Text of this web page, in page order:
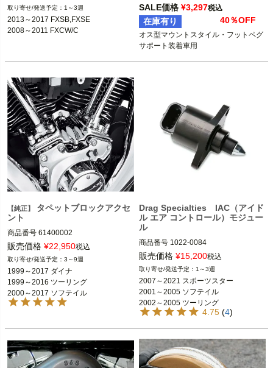
※ファットレーサーリアフェンダー
（575434）装着車
1～3週
2013～2017 FXSB,FXSE
2008～2011 FXCW/C
※XRは不可
Harley Davidson（ハーレー ダビッド
ソン）
SALE価格 ¥3,297税込
在庫有り 40％OFF
オス型マウントスタイル・フットペグ
【純正】
タペットブロックアクセ
ント
商品番号 61400002
1999～2017 ダイナ
1999～2016 ツーリング
2000～2017 ソフテイル
Harley Davidson（ハーレー ダビッド
ソン）
販売価格 ¥22,950税込
3～9週
1999～2017 ダイナ
1999～2016 ツーリング
2000～2017 ソフテイル
Drag Specialties IAC（アイド
ル エア コントロール）モジュー
ル
商品番号 1022-0084
2007～2021 スポーツスター
2001～2005 ソフテイル
2002～2005 ツーリング
2004～2005 ダイナ
2002～2010 VRSC
Drag Specialties（ドラッグスペシャ
リティーズ）
販売価格 ¥15,200税込
1～3週
2007～2021 スポーツスター
2001～2005 ソフテイル
2002～2005 ツーリング
2004～2005 ダイナ 4.75 (4)